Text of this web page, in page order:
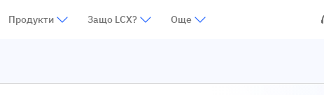
Продукти Защо LCX? Още